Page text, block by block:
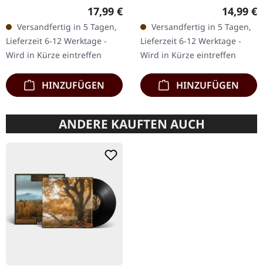
2CD im Jewelcase mit
ausklappbarem Booklet,
inklusive Bilder und
Credits. Über…
Regulärer Preis:
17,99 €
Versandfertig in 5 Tagen,
Lieferzeit 6-12 Werktage -
Wird in Kürze eintreffen
HINZUFÜGEN
Mist. CD im Digipak mit
20-seitigem Booklet.
Eihwar haben mit
„Hugrheim" etwas…
14,99 €
Versandfertig in 5 Tagen,
Lieferzeit 6-12 Werktage -
Wird in Kürze eintreffen
HINZUFÜGEN
ANDERE KAUFTEN AUCH